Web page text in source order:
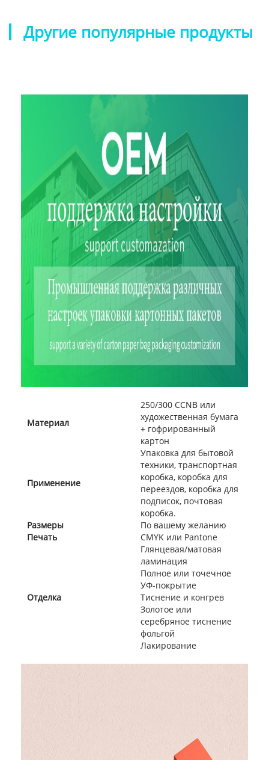
Другие популярные продукты
Материал
250/300 CCNB или
художественная бумага
+ гофрированный
картон
Применение
Упаковка для бытовой
техники, транспортная
коробка, коробка для
переездов, коробка для
подписок, почтовая
коробка.
Размеры
По вашему желанию
Печать
CMYK или Pantone
Отделка
Глянцевая/матовая
ламинация
Полное или точечное
УФ-покрытие
Тиснение и конгрев
Золотое или
серебряное тиснение
фольгой
Лакирование